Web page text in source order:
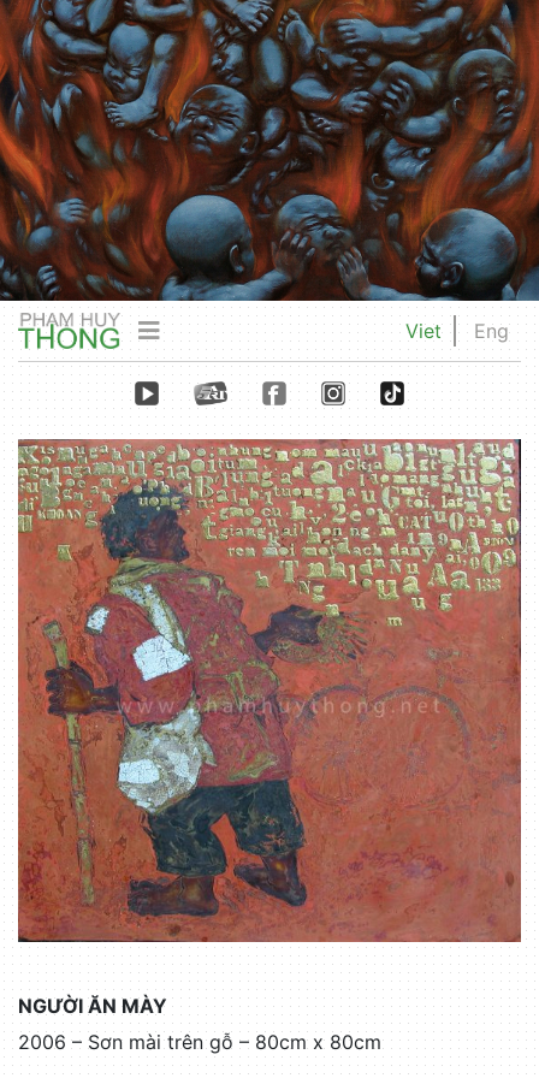
Viet Eng
NGƯỜI ĂN MÀY
2006 – Sơn mài trên gỗ – 80cm x 80cm